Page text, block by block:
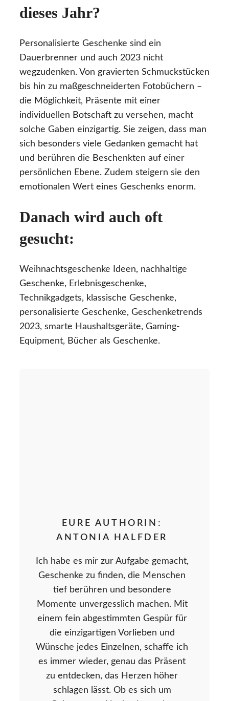
dieses Jahr?
Personalisierte Geschenke sind ein
Dauerbrenner und auch 2023 nicht
wegzudenken. Von gravierten Schmuckstücken
bis hin zu maßgeschneiderten Fotobüchern –
die Möglichkeit, Präsente mit einer
individuellen Botschaft zu versehen, macht
solche Gaben einzigartig. Sie zeigen, dass man
sich besonders viele Gedanken gemacht hat
und berühren die Beschenkten auf einer
persönlichen Ebene. Zudem steigern sie den
emotionalen Wert eines Geschenks enorm.
Danach wird auch oft
gesucht:
Weihnachtsgeschenke Ideen, nachhaltige
Geschenke, Erlebnisgeschenke,
Technikgadgets, klassische Geschenke,
personalisierte Geschenke, Geschenketrends
2023, smarte Haushaltsgeräte, Gaming-
Equipment, Bücher als Geschenke.
EURE AUTHORIN:
ANTONIA HALFDER
Ich habe es mir zur Aufgabe gemacht,
Geschenke zu finden, die Menschen
tief berühren und besondere
Momente unvergesslich machen. Mit
einem fein abgestimmten Gespür für
die einzigartigen Vorlieben und
Wünsche jedes Einzelnen, schaffe ich
es immer wieder, genau das Präsent
zu entdecken, das Herzen höher
schlagen lässt. Ob es sich um